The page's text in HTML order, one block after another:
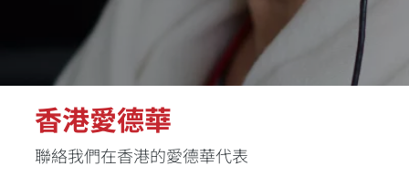
香港愛德華
聯絡我們在香港的愛德華代表